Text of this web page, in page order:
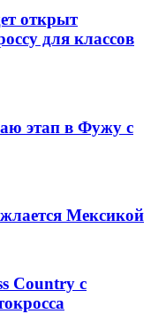
открыт
для классов
этап в Фужу с
Мексикой
Country с